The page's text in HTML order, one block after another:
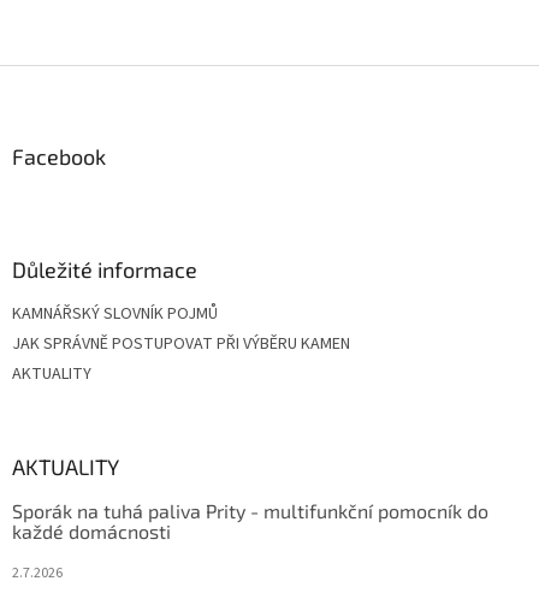
Facebook
Důležité informace
KAMNÁŘSKÝ SLOVNÍK POJMŮ
JAK SPRÁVNĚ POSTUPOVAT PŘI VÝBĚRU KAMEN
AKTUALITY
AKTUALITY
Sporák na tuhá paliva Prity - multifunkční pomocník do
každé domácnosti
2.7.2026